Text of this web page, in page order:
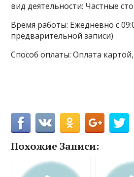
вид деятельности: Частные
Время работы: Ежедневно с
предварительной записи)
Способ оплаты: Оплата
Похожие Записи: